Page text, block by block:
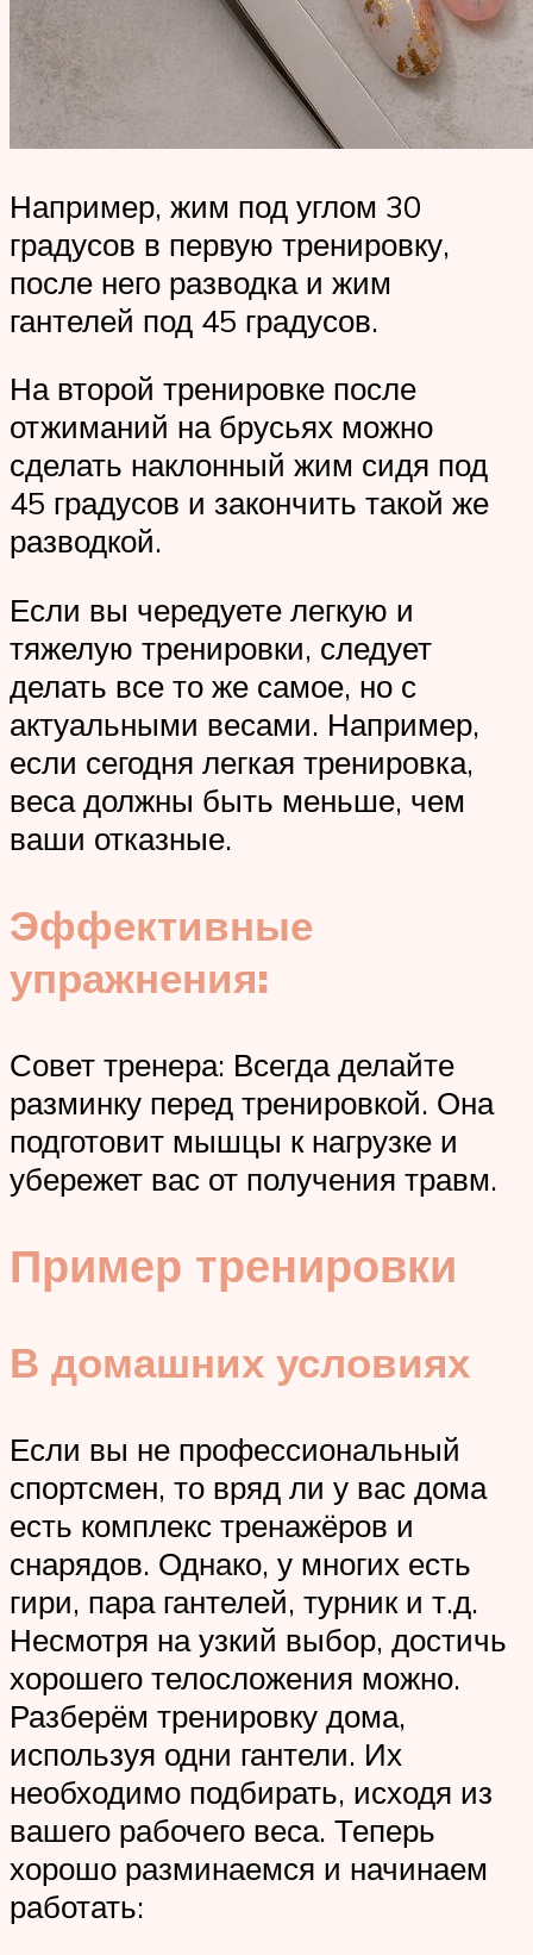
Например, жим под углом 30
градусов в первую тренировку,
после него разводка и жим
гантелей под 45 градусов.
На второй тренировке после
отжиманий на брусьях можно
сделать наклонный жим сидя под
45 градусов и закончить такой же
разводкой.
Если вы чередуете легкую и
тяжелую тренировки, следует
делать все то же самое, но с
актуальными весами. Например,
если сегодня легкая тренировка,
веса должны быть меньше, чем
ваши отказные.
Эффективные
упражнения:
Совет тренера: Всегда делайте
разминку перед тренировкой. Она
подготовит мышцы к нагрузке и
убережет вас от получения травм.
Пример тренировки
В домашних условиях
Если вы не профессиональный
спортсмен, то вряд ли у вас дома
есть комплекс тренажёров и
снарядов. Однако, у многих есть
гири, пара гантелей, турник и т.д.
Несмотря на узкий выбор, достичь
хорошего телосложения можно.
Разберём тренировку дома,
используя одни гантели. Их
необходимо подбирать, исходя из
вашего рабочего веса. Теперь
хорошо разминаемся и начинаем
работать: